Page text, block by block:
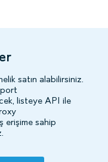
satın alabilirsiniz.
listeye API ile
erişime sahip